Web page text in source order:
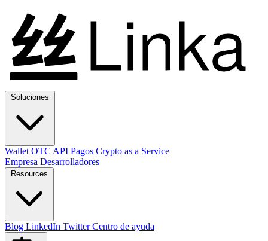
Wallet OTC API Pagos Crypto as a Service
Empresa Desarrolladores
Blog LinkedIn TwitterCentro de ayuda